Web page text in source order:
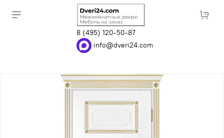
8 (495) 120-50-87
info@dveri24.com